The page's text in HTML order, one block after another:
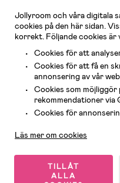
varumärken så som Britax, Maxi-
KidKraft, Ergobaby, Philips
Välkommen in och kika runt i
© 2026 Jollyroom
Jollyroom och våra digitala
cookies på den här sidan.
korrekt. Följande cookies är
Cookies för att
Cookies för att få en
annonsering av vår
Cookies som
rekommendationer via
Cookies för
Läs mer om cookies
TILLÅT
ALLA